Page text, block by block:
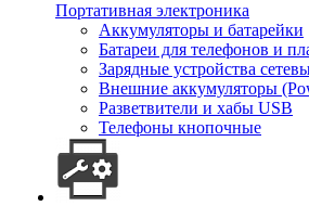
Портативная электроника
Аккумуляторы и батарейки
Батареи для телефонов и
Зарядные устройства
Внешние аккумуляторы
Разветвители и хабы USB
Телефоны кнопочные